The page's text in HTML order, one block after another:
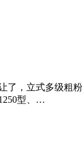
，立式多级
型、…